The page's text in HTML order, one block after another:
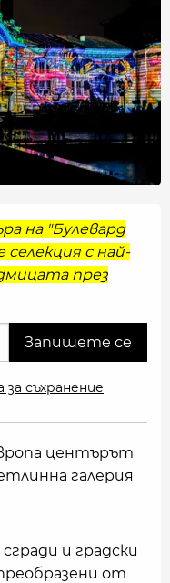
на "Булевард
селекция с най-
през
съхранение
центърът
галерия
и градски
от